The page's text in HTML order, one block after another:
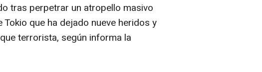
tras perpetrar un atropello masivo
que ha dejado nueve heridos y
terrorista, según informa la